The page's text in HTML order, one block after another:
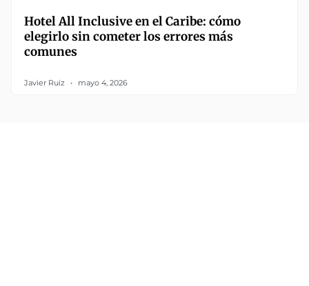
Hotel All Inclusive en el Caribe: cómo
elegirlo sin cometer los errores más
comunes
Javier Ruiz mayo 4, 2026